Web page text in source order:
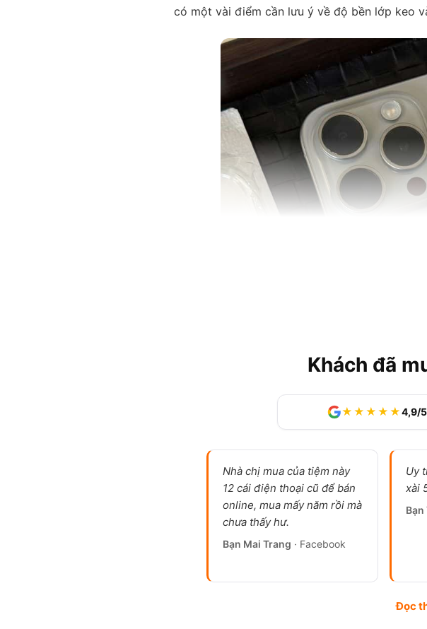
có một vài điểm cần lưu ý về độ bền lớp keo
iPhone 15 Pro cũ Siêu lướt, pin 100%, sạc
iPhone 15 Pro cũ có đáng mua
Khách đã
★★★★★4,9/5
Nhà chị mua của tiệm này
12 cái điện thoại cũ để bán
online, mua mấy năm rồi mà
chưa thấy hư.
Bạn Mai Trang · Facebook
Uy
xài
Bạn
Đọc